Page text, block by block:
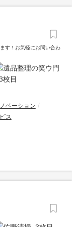
す！お気軽にお問い合わ
ベーション
ス